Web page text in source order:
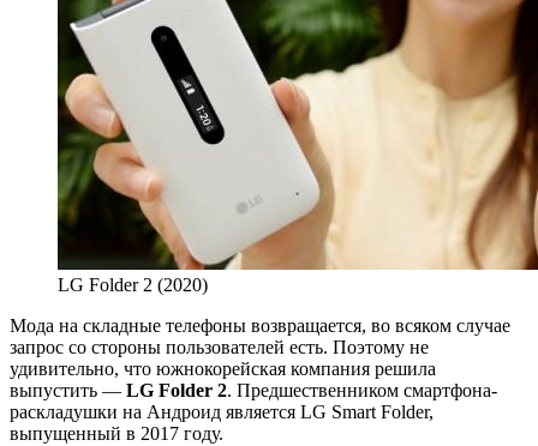
LG Folder 2 (2020)
Мода на складные телефоны возвращается, во всяком случае
запрос со стороны пользователей есть. Поэтому не
удивительно, что южнокорейская компания решила
выпустить — LG Folder 2. Предшественником смартфона-
раскладушки на Андроид является LG Smart Folder,
выпущенный в 2017 году.